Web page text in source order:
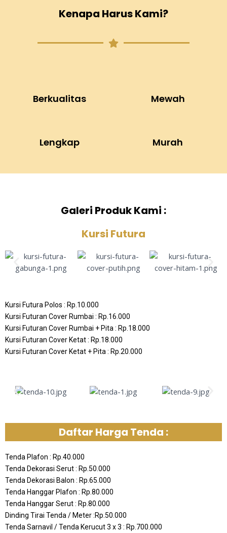
Kenapa Harus Kami?
Berkualitas Mewah
Lengkap Murah
Galeri Produk Kami :
Kursi Futura
Kursi Futura Polos : Rp.10.000
Kursi Futuran Cover Rumbai : Rp.16.000
Kursi Futuran Cover Rumbai + Pita : Rp.18.000
Kursi Futuran Cover Ketat : Rp.18.000
Kursi Futuran Cover Ketat + Pita : Rp.20.000
Daftar Harga Tenda :
Tenda Plafon : Rp.40.000
Tenda Dekorasi Serut : Rp.50.000
Tenda Dekorasi Balon : Rp.65.000
Tenda Hanggar Plafon : Rp.80.000
Tenda Hanggar Serut : Rp.80.000
Dinding Tirai Tenda / Meter :Rp.50.000
Tenda Sarnavil / Tenda Kerucut 3 x 3 : Rp.700.000